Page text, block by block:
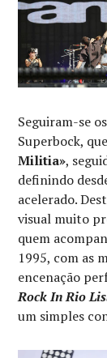
Seguiram-se
Superbock,
Militia»,
definindo
acelerado.
visual muito
quem
1995, com as
encenação
Rock In Rio
um simples